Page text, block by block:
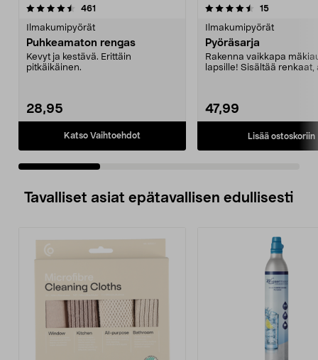
461
Ilmakumipyörät
Puhkeamaton rengas
Kevyt ja kestävä. Erittäin
pitkäikäinen.
28,95
Katso Vaihtoehdot
4.5 viidestä
15arvostelut
Ilmakumipyörät
Pyöräsarja
Rakenna vaikkapa
lapsille! Sisältää renkaat,
47,99
Lisää ostoskoriin
4.5 viidestä
Tavalliset asiat epätavallisen edullisesti